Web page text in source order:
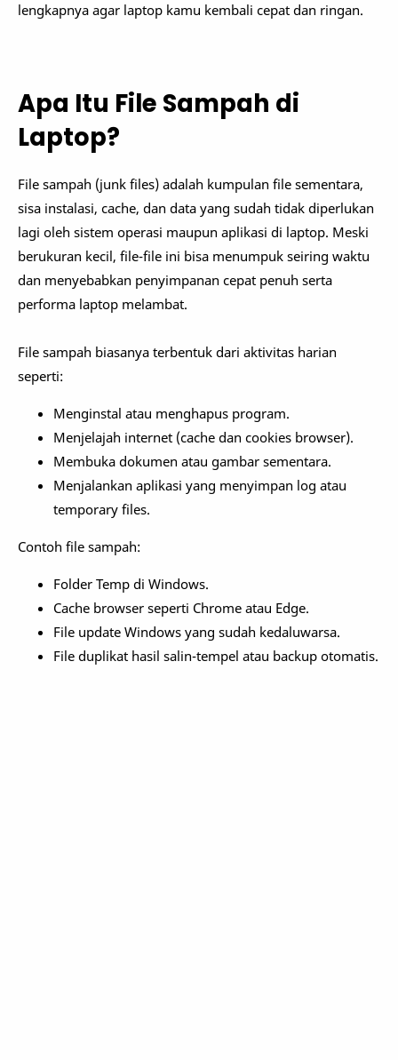
lengkapnya agar laptop kamu kembali cepat dan ringan.
Apa Itu File Sampah di
Laptop?
File sampah (junk files) adalah kumpulan file sementara,
sisa instalasi, cache, dan data yang sudah tidak diperlukan
lagi oleh sistem operasi maupun aplikasi di laptop. Meski
berukuran kecil, file-file ini bisa menumpuk seiring waktu
dan menyebabkan penyimpanan cepat penuh serta
performa laptop melambat.
File sampah biasanya terbentuk dari aktivitas harian
seperti:
Menginstal atau menghapus program.
Menjelajah internet (cache dan cookies browser).
Membuka dokumen atau gambar sementara.
Menjalankan aplikasi yang menyimpan log atau
temporary files.
Contoh file sampah:
Folder Temp di Windows.
Cache browser seperti Chrome atau Edge.
File update Windows yang sudah kedaluwarsa.
File duplikat hasil salin-tempel atau backup otomatis.